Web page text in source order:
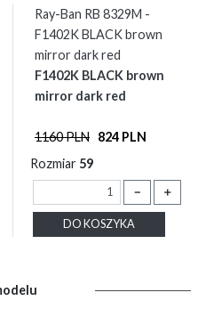
Ray-Ban RB 8329M -
F1402K BLACK brown
mirror dark red
F1402K BLACK brown
mirror dark red
1160 PLN 824 PLN
Rozmiar 59
－ ＋
DO KOSZYKA